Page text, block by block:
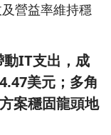
營益率維持穩
動IT支出，成
美元；多角
案穩固龍頭地